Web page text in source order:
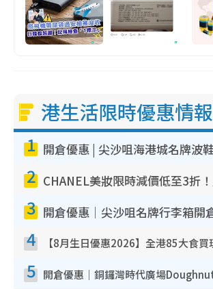
港生活限時優惠情報
1
2
3
4
5